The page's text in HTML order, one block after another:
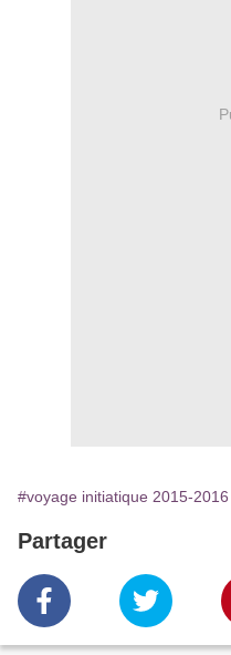
#voyage initiatique 2015-2016
Partager